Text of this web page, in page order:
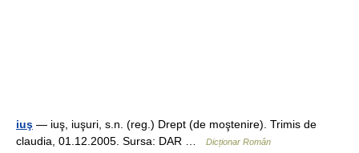
iuş — iuş, iuşuri, s.n. (reg.) Drept (de moştenire). Trimis de
claudia, 01.12.2005. Sursa: DAR …
Dicționar Român